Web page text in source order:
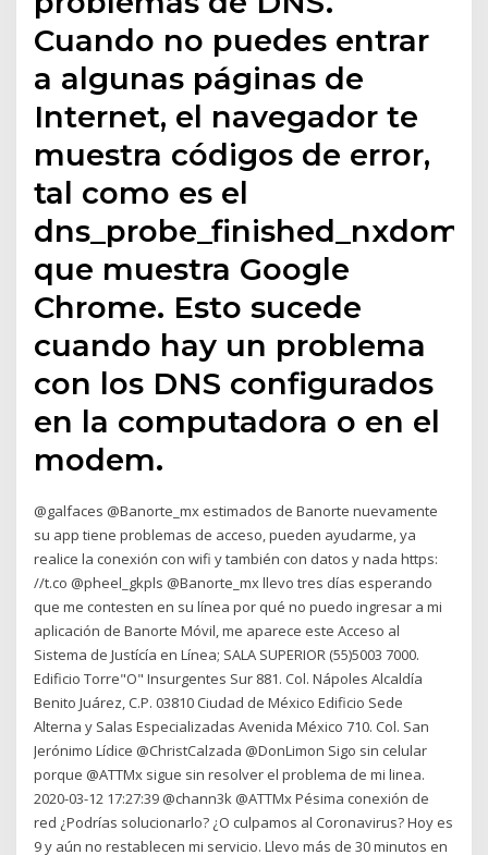
Cuando no puedes entrar
a algunas páginas de
Internet, el navegador te
muestra códigos de error,
tal como es el
que muestra Google
Chrome. Esto sucede
cuando hay un problema
con los DNS configurados
en la computadora o en el
modem.
@galfaces @Banorte_mx estimados de Banorte nuevamente
su app tiene problemas de acceso, pueden ayudarme, ya
realice la conexión con wifi y también con datos y nada https:
//t.co @pheel_gkpls @Banorte_mx llevo tres días esperando
que me contesten en su línea por qué no puedo ingresar a mi
aplicación de Banorte Móvil, me aparece este Acceso al
Sistema de Justícía en Línea; SALA SUPERIOR (55)5003 7000.
Edificio Torre"O" Insurgentes Sur 881. Col. Nápoles Alcaldía
Benito Juárez, C.P. 03810 Ciudad de México Edificio Sede
Alterna y Salas Especializadas Avenida México 710. Col. San
Jerónimo Lídice @ChristCalzada @DonLimon Sigo sin celular
porque @ATTMx sigue sin resolver el problema de mi linea.
2020-03-12 17:27:39 @chann3k @ATTMx Pésima conexión de
red ¿Podrías solucionarlo? ¿O culpamos al Coronavirus? Hoy es
9 y aún no restablecen mi servicio. Llevo más de 30 minutos en